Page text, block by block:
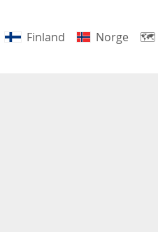
Finland Norge 🗺